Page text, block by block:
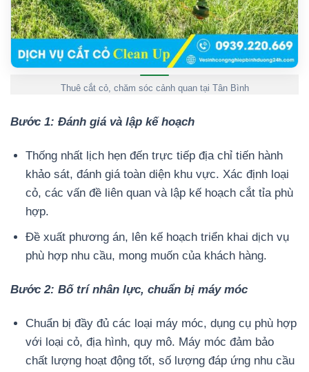
Thuê cắt cỏ, chăm sóc cảnh quan tại Tân Bình
Bước 1: Đánh giá và lập kế hoạch
Thống nhất lịch hẹn đến trực tiếp địa chỉ tiến hành
khảo sát, đánh giá toàn diện khu vực. Xác định loại
cỏ, các vấn đề liên quan và lập kế hoạch cắt tỉa phù
hợp.
Đề xuất phương án, lên kế hoạch triển khai dịch vụ
phù hợp nhu cầu, mong muốn của khách hàng.
Bước 2: Bố trí nhân lực, chuẩn bị máy móc
Chuẩn bị đầy đủ các loại máy móc, dụng cụ phù hợp
với loại cỏ, địa hình, quy mô. Máy móc đảm bảo
chất lượng hoạt động tốt, số lượng đáp ứng nhu cầu